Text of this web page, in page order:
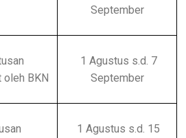
September
oleh BKN
1 Agustus s.d. 7
September
1 Agustus s.d. 15